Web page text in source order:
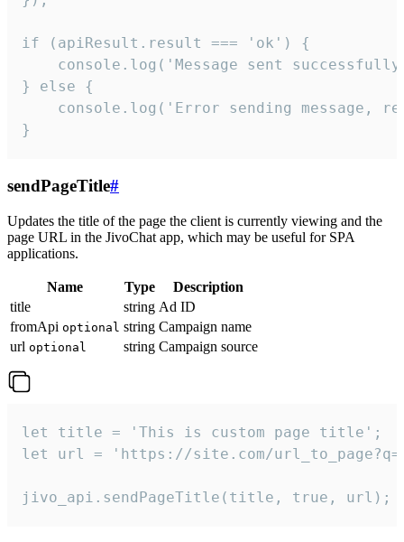
if (apiResult.result === 'ok') {
console.log('Message sent
} else {
console.log('Error sending message,
}
sendPageTitle#
Updates the title of the page the client is currently viewing and the
page URL in the JivoChat app, which may be useful for SPA
applications.
Name Type
Description
title
string Ad ID
fromApi optional string Campaign name
url optional string Campaign source
let title = 'This is custom page title';
let url = 'https://site.com/
jivo_api.sendPageTitle(title, true, url);